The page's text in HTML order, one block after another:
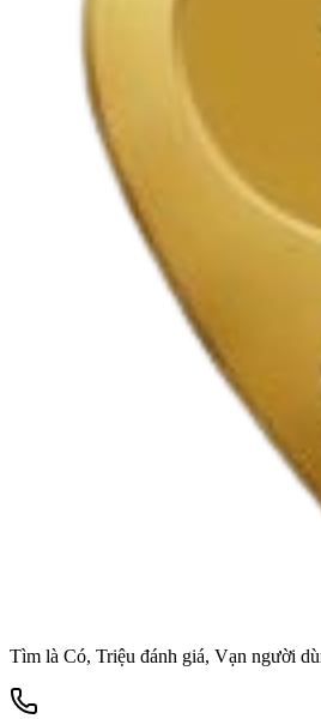
Tìm là Có, Triệu đánh giá, Vạn người